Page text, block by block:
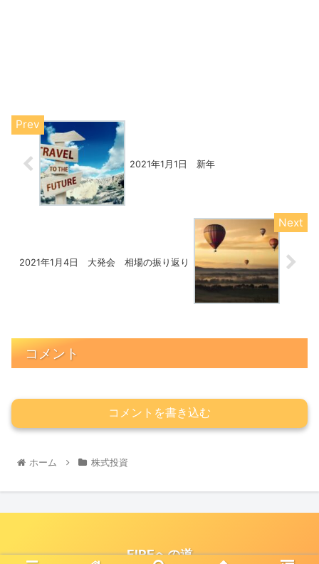
2021年1月1日 新年
2021年1月4日 大発会 相場の振り返り
コメント
コメントを書き込む
ホーム 株式投資
FIREへの道